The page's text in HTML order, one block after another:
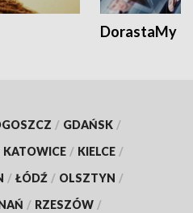
DorastaMy
/ GDAŃSK /
KATOWICE / KIELCE /
/ ŁÓDŹ / OLSZTYN /
/ RZESZÓW /